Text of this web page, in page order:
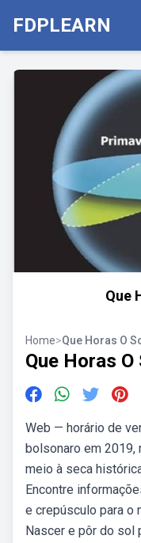
FDPLEARN
Que
Home>Que Horas O
Que Horas
Web — horário de
bolsonaro em 2019,
meio à seca
Encontre
e crepúsculo para o
Nascer e pôr do sol